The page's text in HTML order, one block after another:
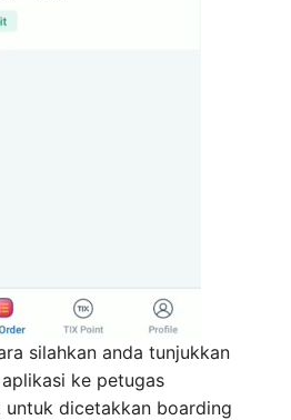
silahkan anda tunjukkan
ke petugas
untuk dicetakkan boarding